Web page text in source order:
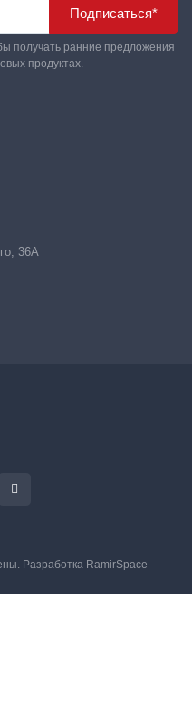
Подписаться*
получать ранние предложения
продуктах.
36А
Разработка RamirSpace